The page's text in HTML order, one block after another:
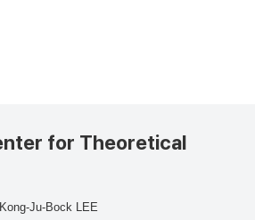
for Theoretical
Kong-Ju-Bock LEE